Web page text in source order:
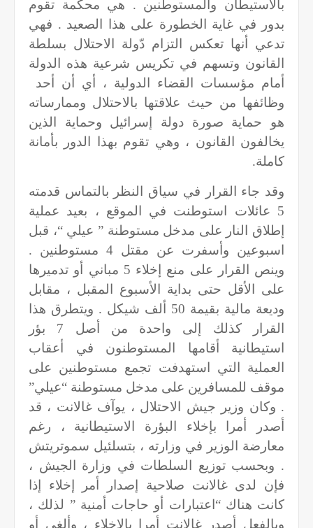
بالاستيطان والمستوطنين . هي محكمة تقوم
بدور في غاية الخطورة على هذا الصعيد . فهي
تدعي أنها تعكس التزام دّولة الاحتلال بسلطة
القانون وتسهم في تكريس شرعية هذه الدولة
أمام مؤسسات القضاء الدولية ، أي أن أحد
وظائفها من حيث علاقتها بالاحتلال وممارساته
هو حماية صورة دولة إسرائيل وحماية الذين
يخالفون القانون ، وهي تقوم بهذا الدور بأمانة
كاملة.
وقد جاء القرار في سياق النظر بالتماس قدمته
5 عائلات استوطنت في الموقع ، بعيد عملية
إطلاق النار على مدخل مستوطنة ” عيلي “، قبل
اسبوعين وأسفرت عن مقتل 4 مستوطنين .
وينص القرار على منع إخلاء 5 مباني أو تدميرها
على الأقل حتى بداية الأسبوع المقبل ، مقابل
وديعة مالية بقيمة 50 ألف شيكل . ويتطرق هذا
القرار كذلك إلى واحدة من أصل 7 بؤر
استيطانية أقامها المستوطنون في أعقاب
العملية التي استهدفت تجمع مستوطنين على
موقف للمسافرين على مدخل مستوطنة “عيلي”
. وكان وزير جيش الاحتلال ، يوآف غالانت ، قد
أصدر أمرا بإخلاء البؤرة الاستيطانية ، رغم
معارضة الوزير في وزارته ، بتسلئيل سموتريتش
. وبحسب توزيع السلطات في وزارة الجيش ،
فإن لدى غالانت صلاحية إصدار أمر إخلاء إذا
كانت هناك “اعتبارات أو حاجات أمنية ” لذلك ،
وبالفعل أصدر غالانت أمرا بالإخلاء ، وألغي أو